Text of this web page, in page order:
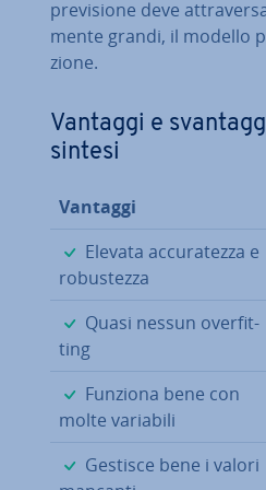
pre­vi­sio­ne deve
men­te grandi, il modello
zio­ne.
Vantaggi e
sintesi
Vantaggi
✓
Elevata ac­cu­ra­tez­za e
ro­bu­stez­za
✓
Quasi nessun over­fit­
ting
✓
Funziona bene con
molte variabili
✓
Gestisce bene i valori